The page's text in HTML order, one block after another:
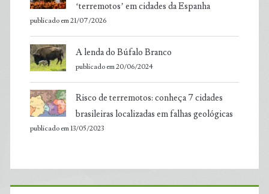
‘terremotos’ em cidades da Espanha
publicado em 21/07/2026
A lenda do Búfalo Branco
publicado em 20/06/2024
Risco de terremotos: conheça 7 cidades
brasileiras localizadas em falhas geológicas
publicado em 13/05/2023